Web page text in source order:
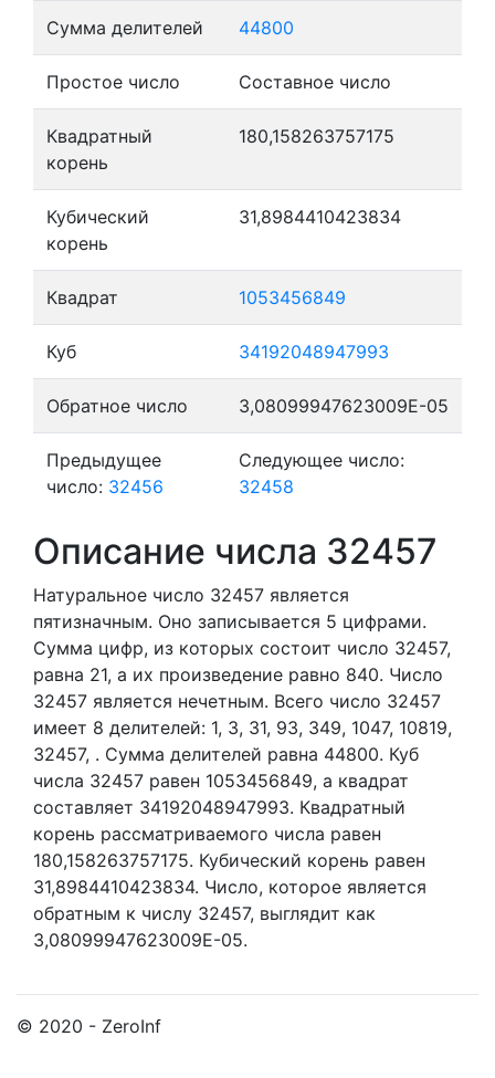
Сумма делителей 44800
Простое число Составное число
Квадратный
корень
180,158263757175
Кубический
корень
31,8984410423834
Квадрат 1053456849
Куб 34192048947993
Обратное число 3,08099947623009E-05
Предыдущее
число: 32456
Следующее число:
32458
Описание числа 32457
Натуральное число 32457 является
пятизначным. Оно записывается 5 цифрами.
Сумма цифр, из которых состоит число 32457,
равна 21, а их произведение равно 840. Число
32457 является нечетным. Всего число 32457
имеет 8 делителей: 1, 3, 31, 93, 349, 1047, 10819,
32457, . Сумма делителей равна 44800. Куб
числа 32457 равен 1053456849, а квадрат
составляет 34192048947993. Квадратный
корень рассматриваемого числа равен
180,158263757175. Кубический корень равен
31,8984410423834. Число, которое является
обратным к числу 32457, выглядит как
3,08099947623009E-05.
© 2020 - ZeroInf